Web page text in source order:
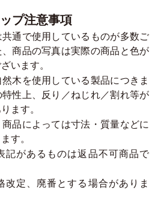
プ注意事項
共通で使用しているものが多数ご
、商品の写真は実際の商品と色が
います。
然木を使用している製品につきま
特性上、反り／ねじれ／割れ等が
ます。
商品によっては寸法・質量などに
す。
記があるものは返品不可商品で
改定、廃番とする場合がありま